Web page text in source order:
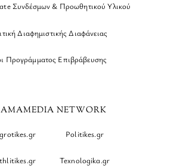
Συνδέσμων & Προωθητικού Υλικού
Διαφημιστικής Διαφάνειας
Προγράμματος Επιβράβευσης
NETWORK
Politikes.gr
Texnologika.gr